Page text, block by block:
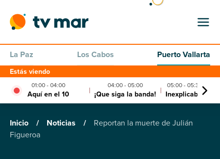
La Paz Los Cabos Puerto Vallarta
Estás viendo
01:00 - 04:00
Aquí en el 10 | 04:00 - 05:00
¡Que siga la banda! | 05:00 - 05:30
Inexplicable
Inicio / Noticias /
Reportan la muerte de Julián
Figueroa